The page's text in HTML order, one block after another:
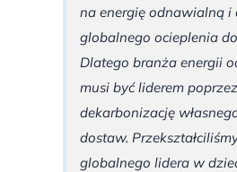
na energię odnawialną i
globalnego ocieplenia do
Dlatego branża energii
musi być liderem poprzez
dekarbonizację
dostaw.
globalnego lidera w